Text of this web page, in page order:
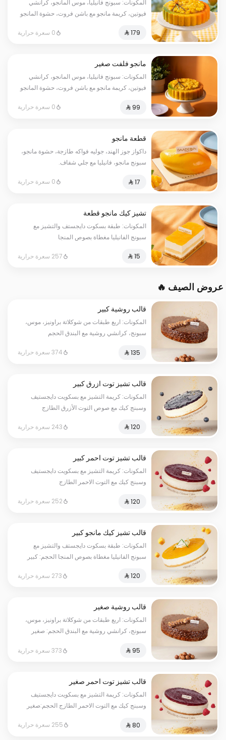
المكونات: سبونج فانيليا، موس المانجو، كرانشي
فيوتين، كريمة مانجو مع باشن فروت، حشوة المانجو
تكفي من ١٠ إلى ١٢ شخص.
0 سعرة حرارية
مانجو فلفت صغير
المكونات: سبونج فانيليا، موس المانجو، كرانشي
فيوتين، كريمة مانجو مع باشن فروت، حشوة المانجو
تكفي من ٥ إلى ٦ أشخاص.
0 سعرة حرارية
قطعة مانجو
داكواز جوز الهند، جوليه فواكه طازجة، حشوة مانجو،
سبونج مانجو، فانيليا مع جلي شفاف.
0 سعرة حرارية
تشيز كيك مانجو قطعة
المكونات: طبقة بسكوت دايجستف والتشيز مع
سبونج الفانيليا مغطاة بصوص المنجا
257 سعرة حرارية
عروض الصيف 🔥
قالب روشية كبير
المكونات: اربع طبقات من شوكلاتة براونيز، موس،
سبونج، كرانشي روشية مع البندق الحجم
374 سعرة حرارية
قالب تشيز توت ازرق كبير
المكونات: كريمة التشيز مع بسكويت دايجستيف
وسبنج كيك مع صوص التوت الأزرق الطازج
243 سعرة حرارية
قالب تشيز توت احمر كبير
المكونات: كريمة التشيز مع بسكويت دايجستيف
وسبنج كيك مع التوت الاحمر الطازج
252 سعرة حرارية
قالب تشيز كيك مانجو كبير
المكونات: طبقة بسكوت دايجستف والتشيز مع
سبونج الفانيليا مغطاة بصوص المنجا الحجم: كبير
273 سعرة حرارية
قالب روشية صغير
المكونات: اربع طبقات من شوكلاتة براونيز، موس،
سبونج، كرانشي روشية مع البندق الحجم: صغير
373 سعرة حرارية
قالب تشيز توت احمر صغير
المكونات: كريمة التشيز مع بسكويت دايجستيف
وسبنج كيك مع التوت الاحمر الطازج الحجم:صغير
255 سعرة حرارية